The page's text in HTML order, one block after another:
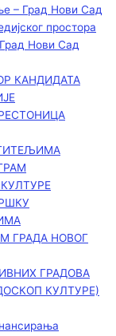
– Град Нови Сад
простора
Нови Сад
КАНДИДАТА
ГРАДА НОВОГ
ГРАДОВА
КУЛТУРЕ)